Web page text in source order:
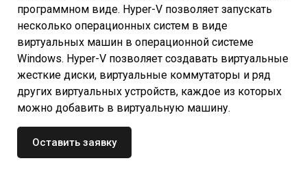
программном виде. Hyper-V позволяет запускать
несколько операционных систем в виде
виртуальных машин в операционной системе
Windows. Hyper-V позволяет создавать виртуальные
жесткие диски, виртуальные коммутаторы и ряд
других виртуальных устройств, каждое из которых
можно добавить в виртуальную машину.
Оставить заявку